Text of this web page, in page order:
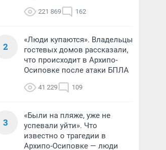
221 869 162
2
«Люди купаются». Владельцы
гостевых домов рассказали,
что происходит в Архипо-
Осиповке после атаки БПЛА
41 229 109
3
«Были на пляже, уже не
успевали уйти». Что
известно о трагедии в
Архипо-Осиповке — люди